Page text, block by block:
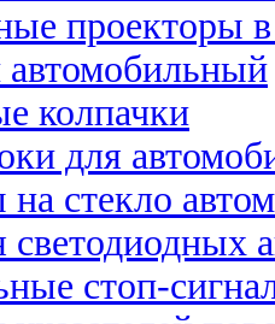
проекторы
колпачки
для
стекло
стоп-